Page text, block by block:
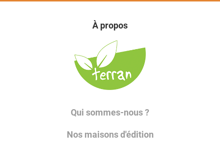
À propos
Qui sommes-nous ?
Nos maisons d'édition